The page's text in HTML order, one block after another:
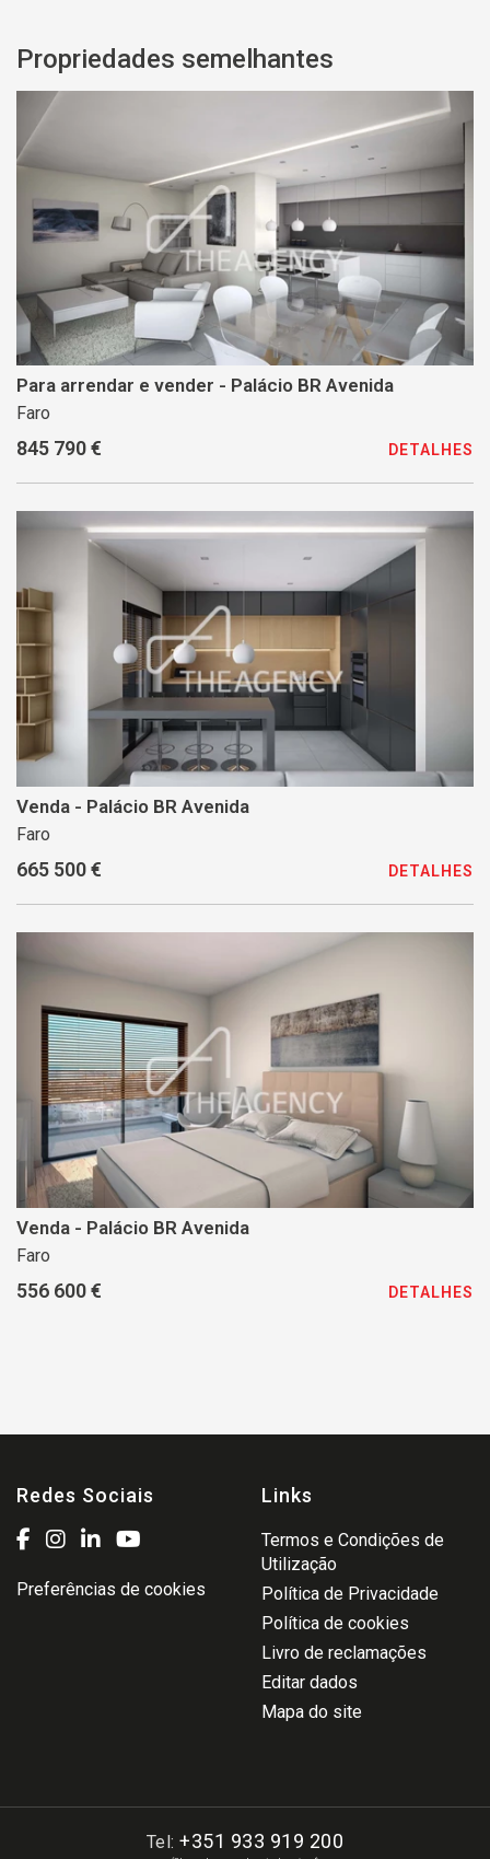
Propriedades semelhantes
Para arrendar e vender - Palácio BR Avenida
Faro
845 790 € DETALHES
Venda - Palácio BR Avenida
Faro
665 500 € DETALHES
Venda - Palácio BR Avenida
Faro
556 600 € DETALHES
Redes Sociais
Preferências de cookies
Links
Termos e Condições de
Utilização
Política de Privacidade
Política de cookies
Livro de reclamações
Editar dados
Mapa do site
Tel:+351 933 919 200